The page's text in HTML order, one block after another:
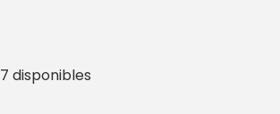
7 disponibles